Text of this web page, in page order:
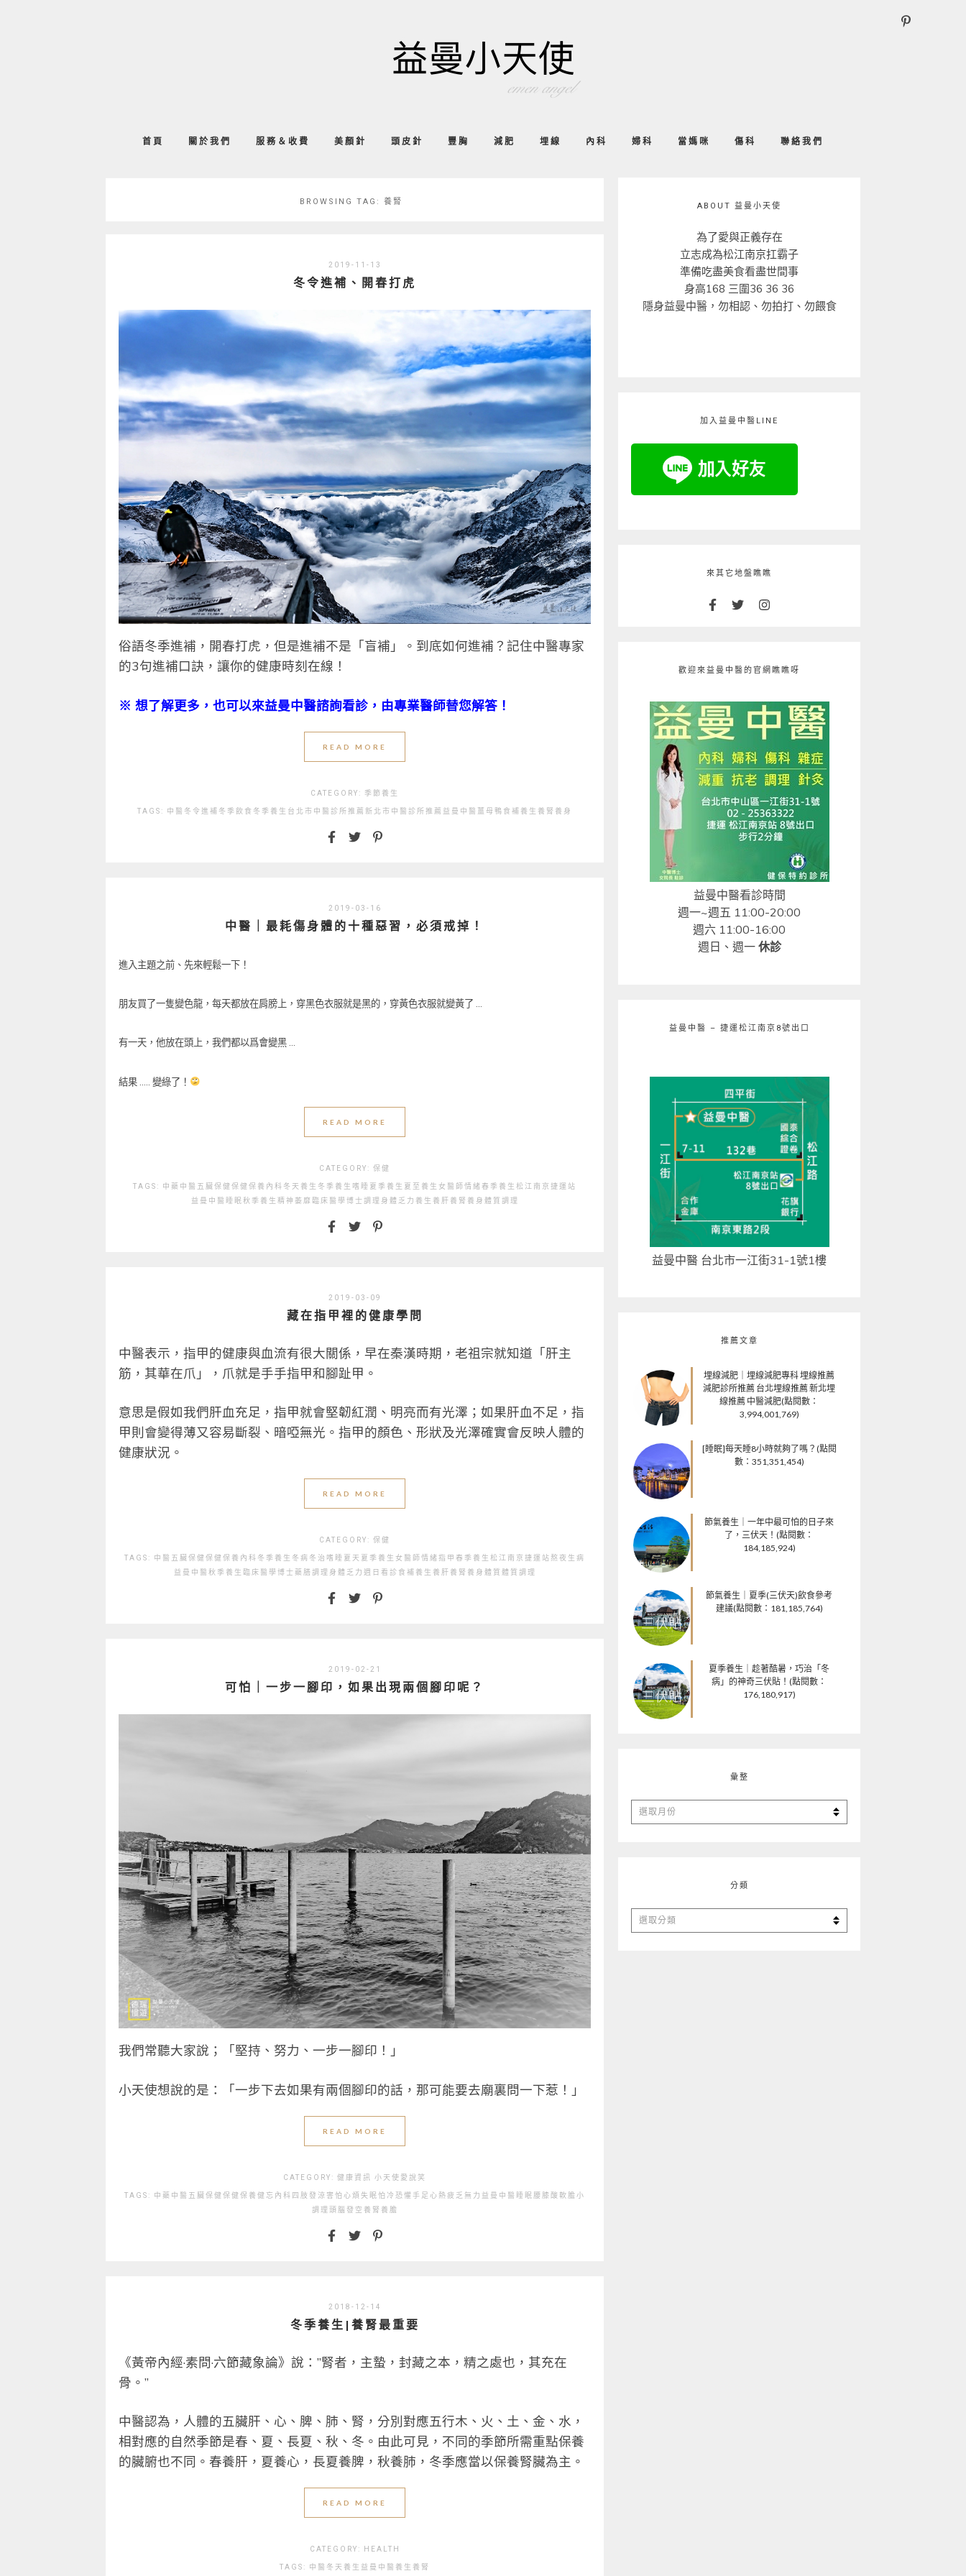
首頁 關於我們 服務＆收費 美顏針 頭皮針 豐胸 減肥 埋線 內科 婦科 當媽咪 傷科 聯絡我們
BROWSING TAG: 養腎
2019-11-13
冬令進補、開春打虎
俗語冬季進補，開春打虎，但是進補不是「盲補」。到底如何進補？記住中醫專家
的3句進補口訣，讓你的健康時刻在線！
※ 想了解更多，也可以來益曼中醫諮詢看診，由專業醫師替您解答！
READ MORE
CATEGORY: 季節養生
TAGS: 中醫 冬令進補 冬季飲食 冬季養生 台北市中醫診所推薦 新北市中醫診所推薦 益曼中醫 薑母鴨 食補 養生 養腎 養身
2019-03-16
中醫｜最耗傷身體的十種惡習，必須戒掉！
進入主題之前、先來輕鬆一下！
朋友買了一隻變色龍，每天都放在肩膀上，穿黑色衣服就是黑的，穿黃色衣服就變黃了 …
有一天，他放在頭上，我們都以爲會變黑 …
結果 ….. 變綠了！
READ MORE
CATEGORY: 保健
TAGS: 中藥 中醫 五臟保健保健保養 內科 冬天養生 冬季養生 嗜睡 夏季養生 夏至養生 女醫師 情緒 春季養生 松江南京捷運站
益曼中醫 睡眠秋季養生 精神萎靡 臨床醫學博士調理 身體乏力 養生 養肝 養腎 養身 體質調理
2019-03-09
藏在指甲裡的健康學問
中醫表示，指甲的健康與血流有很大關係，早在秦漢時期，老祖宗就知道「肝主
筋，其華在爪」，爪就是手手指甲和腳趾甲。
意思是假如我們肝血充足，指甲就會堅韌紅潤、明亮而有光澤；如果肝血不足，指
甲則會變得薄又容易斷裂、暗啞無光。指甲的顏色、形狀及光澤確實會反映人體的
健康狀況。
READ MORE
CATEGORY: 保健
TAGS: 中醫 五臟保健保健保養 內科 冬季養生 冬病冬治 嗜睡 夏天 夏季養生 女醫師 情緒指甲 春季養生 松江南京捷運站 熬夜 生病
益曼中醫 秋季養生 臨床醫學博士 藥膳調理 身體乏力 週日看診 食補 養生 養肝 養腎 養身 體質 體質調理
2019-02-21
可怕｜一步一腳印，如果出現兩個腳印呢？
我們常聽大家說；「堅持、努力、一步一腳印！」
小天使想說的是：「一步下去如果有兩個腳印的話，那可能要去廟裏問一下惹！」
READ MORE
CATEGORY: 健康資訊 小天使愛說笑
TAGS: 中藥 中醫 五臟保健保健保養 健忘 內科 四肢發涼 害怕 心煩失眠怕冷恐懼 手足心熱疲乏無力 益曼中醫 睡眠 腰膝酸軟 膽小
調理 頭腦發空 養腎 養膽
2018-12-14
冬季養生|養腎最重要
《黃帝內經·素問·六節藏象論》說：”腎者，主蟄，封藏之本，精之處也，其充在
骨。”
中醫認為，人體的五臟肝、心、脾、肺、腎，分別對應五行木、火、土、金、水，
相對應的自然季節是春、夏、長夏、秋、冬。由此可見，不同的季節所需重點保養
的臟腑也不同。春養肝，夏養心，長夏養脾，秋養肺，冬季應當以保養腎臟為主。
READ MORE
CATEGORY: HEALTH
TAGS: 中醫 冬天養生 益曼中醫 養生 養腎
ABOUT 益曼小天使
為了愛與正義存在
立志成為松江南京扛霸子
準備吃盡美食看盡世間事
身高168 三圍36 36 36
隱身益曼中醫，勿相認、勿拍打、勿餵食
加入益曼中醫LINE
來其它地盤瞧瞧
歡迎來益曼中醫的官網瞧瞧呀
益曼中醫看診時間
週一~週五 11:00-20:00
週六 11:00-16:00
週日、週一 休診
益曼中醫 – 捷運松江南京8號出口
益曼中醫 台北市一江街31-1號1樓
推薦文章
埋線減肥｜埋線減肥專科 埋線推薦
減肥診所推薦 台北埋線推薦 新北埋
線推薦 中醫減肥(點閱數：
3,994,001,769)
[睡眠]每天睡8小時就夠了嗎？(點閱
數：351,351,454)
節氣養生｜一年中最可怕的日子來
了，三伏天！(點閱數：
184,185,924)
節氣養生｜夏季(三伏天)飲食參考
建議(點閱數：181,185,764)
夏季養生｜趁著酷暑，巧治「冬
病」的神奇三伏貼！(點閱數：
176,180,917)
彙整
彙
整
分類
分
類